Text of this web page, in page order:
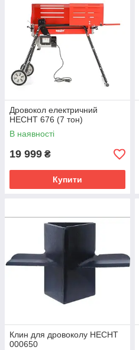
Дровокол електричний
HECHT 676 (7 тон)
В наявності
19 999 ₴
Купити
Клин для дровоколу HECHT
000650